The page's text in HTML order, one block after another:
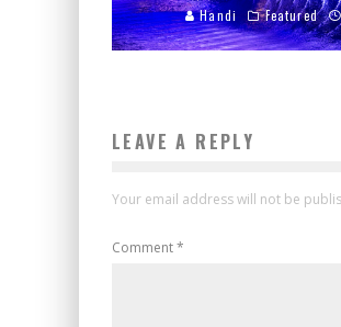
Handi Featured
LEAVE A REPLY
Your email address will not be
Comment*